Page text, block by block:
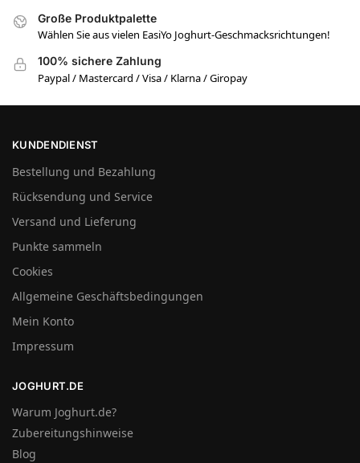
Große Produktpalette
Wählen Sie aus vielen EasiYo Joghurt-Geschmacksrichtungen!
100% sichere Zahlung
Paypal / Mastercard / Visa / Klarna / Giropay
KUNDENDIENST
Bestellung und Bezahlung
Rücksendung und Service
Versand und Lieferung
Punkte sammeln
Cookies
Allgemeine Geschäftsbedingungen
Mein Konto
Impressum
JOGHURT.DE
Warum Joghurt.de?
Zubereitungshinweise
Blog